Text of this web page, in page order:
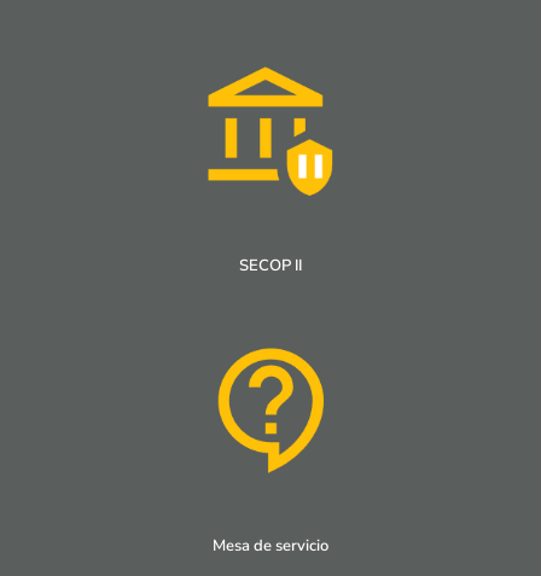
SECOP II
Mesa de servicio